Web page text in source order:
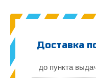
Доставка
до пункта